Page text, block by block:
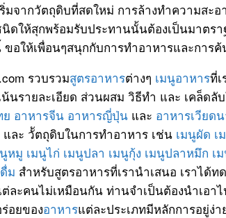
ริ่มจากวัตถุดิบที่สดใหม่ การล้างทำความส
ดให้สุกพร้อมรับประทานนั้นต้องเป็นมาตร
ขอให้เพื่อนๆสนุกกับการทำอาหารและการ
รวบรวมสูตรอาหารต่างๆ เมนูอาหารที่
นรายละเอียด ส่วนผสม วิธีทำ และ เคล็ดลั
ย อาหารจีน อาหารญี่ปุ่น และ อาหารเวียด
ละ วััตถุดิบในการทำอาหาร เช่น เมนูผัด เ
หมู เมนูไก่ เมนูปลา เมนูกุ้ง เมนูปลาหมึก เ
ม สำหรับสูตรอาหารที่เรานำเสนอ เราได้
ละคนไม่เหมือนกัน ท่านจำเป็นต้องนำเอา
อยของอาหารแต่ละประเภทมีหลักการอยู่